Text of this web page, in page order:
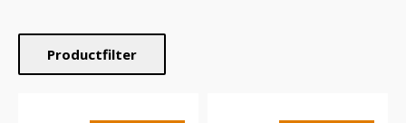
Productfilter